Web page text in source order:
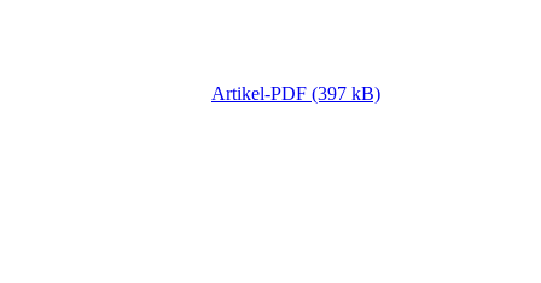
Artikel-PDF (397 kB)